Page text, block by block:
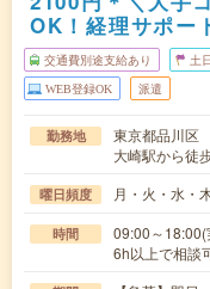
OK！経理サポー
交通費別途支給あり 土
WEB登録OK 派遣
勤務地
東京都品川区
大崎駅から徒
曜日頻度 月・火・水・
時間
09:00～
6h以上で相談